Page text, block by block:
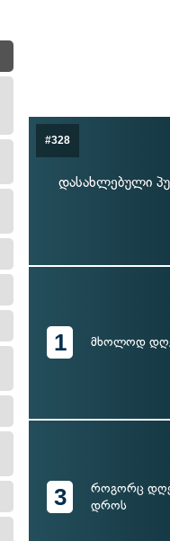
#328
დასახლებული
1 მხოლოდ
3
როგორც
დროს